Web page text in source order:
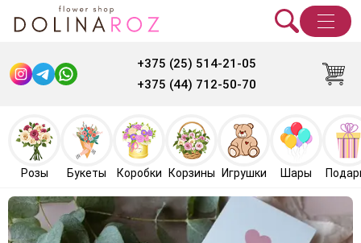
+375 (25) 514-21-05
+375 (44) 712-50-70
Розы Букеты Коробки Корзины Игрушки Шары